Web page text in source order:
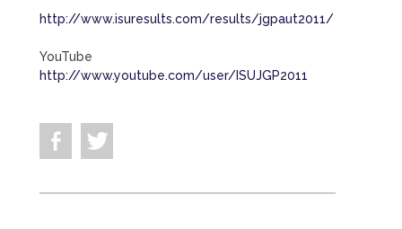
http://www.isuresults.com/results/jgpaut2011/
YouTube
http://www.youtube.com/user/ISUJGP2011